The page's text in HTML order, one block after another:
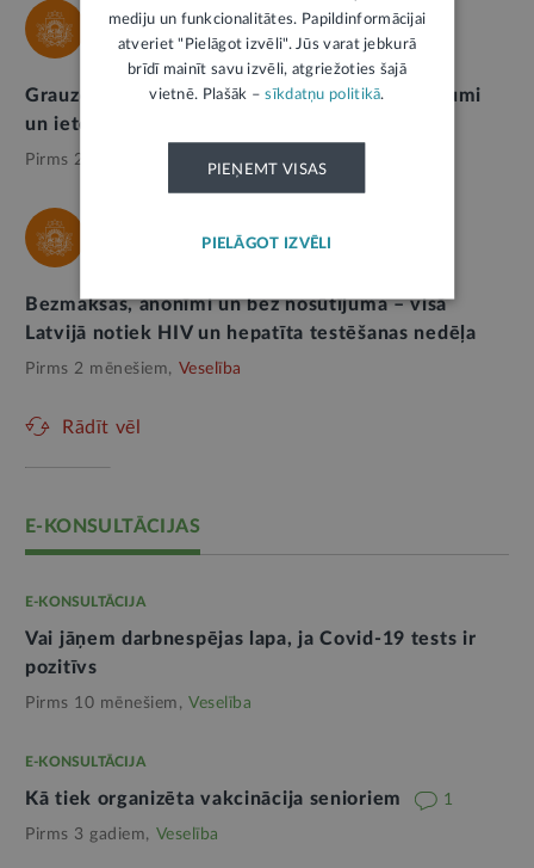
SPKC
Grauzēji cilvēku tuvumā: veselības apdraudējumi
un ieteikumi profilaksei
Pirms 2 mēnešiem, Veselība
Bezmaksas, anonīmi un bez nosūtījuma – visā
Latvijā notiek HIV un hepatīta testēšanas nedēļa
Pirms 2 mēnešiem, Veselība
Rādīt vēl
E-KONSULTĀCIJAS
E-KONSULTĀCIJA
Vai jāņem darbnespējas lapa, ja Covid-19 tests ir
pozitīvs
Pirms 10 mēnešiem, Veselība
E-KONSULTĀCIJA
Kā tiek organizēta vakcinācija senioriem 1
Pirms 3 gadiem, Veselība
mediju un funkcionalitātes. Papildinformācijai
atveriet "Pielāgot izvēli". Jūs varat jebkurā
brīdī mainīt savu izvēli, atgriežoties šajā
vietnē. Plašāk –sīkdatņu politikā.
PIEŅEMT VISAS
PIELĀGOT IZVĒLI